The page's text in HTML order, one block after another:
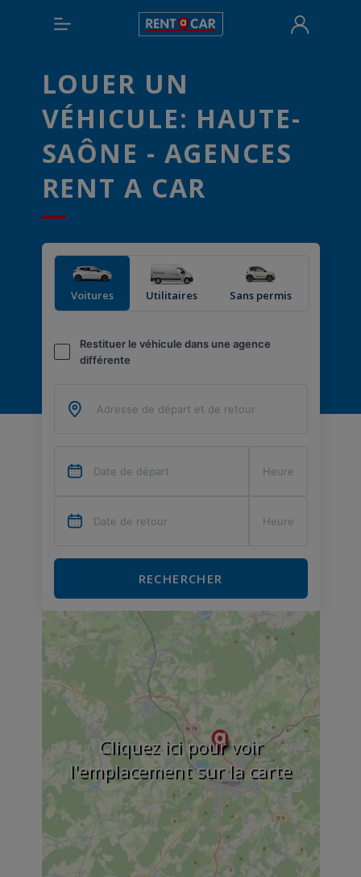
LOUER UN
VÉHICULE: HAUTE-
SAÔNE - AGENCES
RENT A CAR
Voitures Utilitaires Sans permis
Restituer le véhicule dans une agence
différente
RECHERCHER
Cliquez ici pour voir
l'emplacement sur la carte